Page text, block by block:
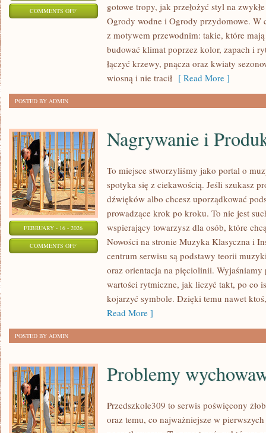
COMMENTS OFFON
PRZYDOMOWE
gotowe tropy, jak przełożyć styl na
Ogrody wodne i Ogrody przydomowe. W
z motywem przewodnim: takie, które
budować klimat poprzez kolor, zapach i
łączyć krzewy, pnącza oraz kwiaty
wiosną i nie tracił [ Read More ]
POSTED BY ADMIN
FEBRUARY - 16 - 2026
COMMENTS OFFON
NAGRYWANIE
PRODUKCJA
Nagrywanie i
To miejsce stworzyliśmy jako portal o
spotyka się z ciekawością. Jeśli szukasz
dźwięków albo chcesz uporządkować
prowadzące krok po kroku. To nie jest
wspierający towarzysz dla osób, które
Nowości na stronie Muzyka Klasyczna i
centrum serwisu są podstawy teorii
oraz orientacja na pięciolinii.
wartości rytmiczne, jak liczyć takt, po co
kojarzyć symbole. Dzięki temu nawet
Read More ]
POSTED BY ADMIN
Problemy
Przedszkole309 to serwis poświęcony
oraz temu, co najważniejsze w